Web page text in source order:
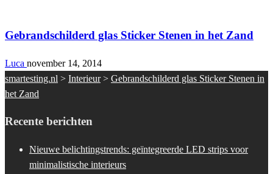
Gebrandschilderd glas Sticker Stenen in het Zand
Luca november 14, 2014
smartesting.nl > Interieur> Gebrandschilderd glas Sticker Stenen in
het Zand
Recente berichten
Nieuwe belichtingstrends: geïntegreerde LED strips voor
minimalistische interieurs